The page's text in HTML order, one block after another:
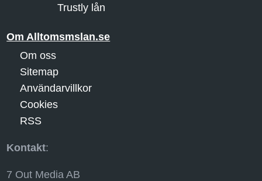
Trustly lån
Om Alltomsmslan.se
Om oss
Sitemap
Användarvillkor
Cookies
RSS
Kontakt:
7 Out Media AB